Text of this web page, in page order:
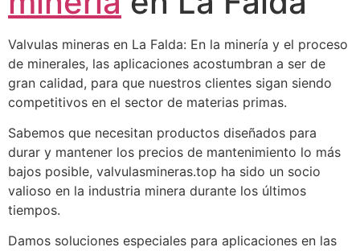
Valvulas mineras en La Falda: En la minería y el proceso
de minerales, las aplicaciones acostumbran a ser de
gran calidad, para que nuestros clientes sigan siendo
competitivos en el sector de materias primas.
Sabemos que necesitan productos diseñados para
durar y mantener los precios de mantenimiento lo más
bajos posible, valvulasmineras.top ha sido un socio
valioso en la industria minera durante los últimos
tiempos.
Damos soluciones especiales para aplicaciones en las